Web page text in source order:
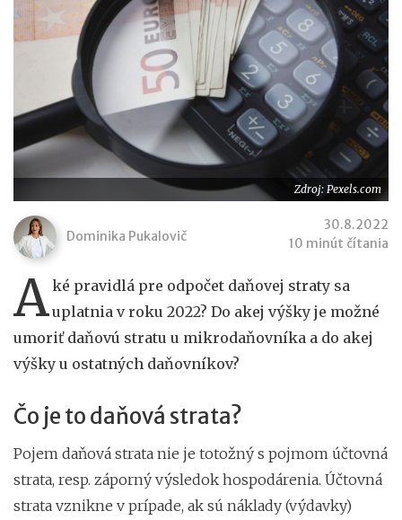
Zdroj: Pexels.com
Dominika Pukalovič
30.8.2022
10 minút čítania
Aké pravidlá pre odpočet daňovej straty sa
uplatnia v roku 2022? Do akej výšky je možné
umoriť daňovú stratu u mikrodaňovníka a do akej
výšky u ostatných daňovníkov?
Čo je to daňová strata?
Pojem daňová strata nie je totožný s pojmom účtovná
strata, resp. záporný výsledok hospodárenia. Účtovná
strata vznikne v prípade, ak sú náklady (výdavky)